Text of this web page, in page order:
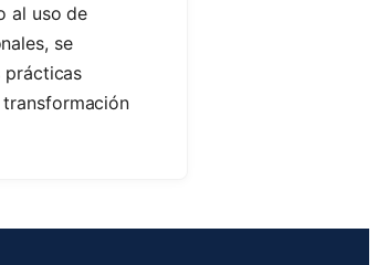
al uso de
se
prácticas